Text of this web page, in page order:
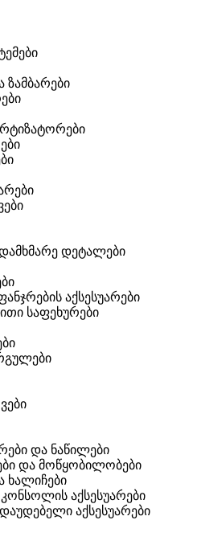
დეტალები
აქსესუარები
საფეხურები
და ნაწილები
და მოწყობილობები
ხალიჩები
აქსესუარები
აქსესუარები